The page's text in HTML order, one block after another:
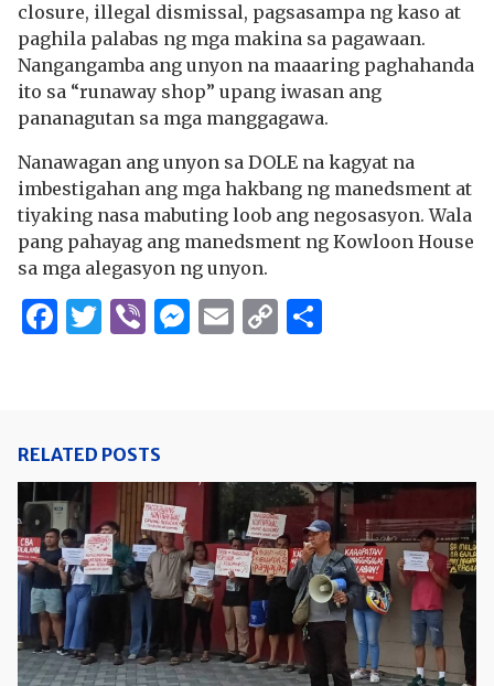
closure, illegal dismissal, pagsasampa ng kaso at
paghila palabas ng mga makina sa pagawaan.
Nangangamba ang unyon na maaaring paghahanda
ito sa “runaway shop” upang iwasan ang
pananagutan sa mga manggagawa.
Nanawagan ang unyon sa DOLE na kagyat na
imbestigahan ang mga hakbang ng manedsment at
tiyaking nasa mabuting loob ang negosasyon. Wala
pang pahayag ang manedsment ng Kowloon House
sa mga alegasyon ng unyon.
Facebook
Twitter
ViberMessenger
Email
Copy
RELATED POSTS